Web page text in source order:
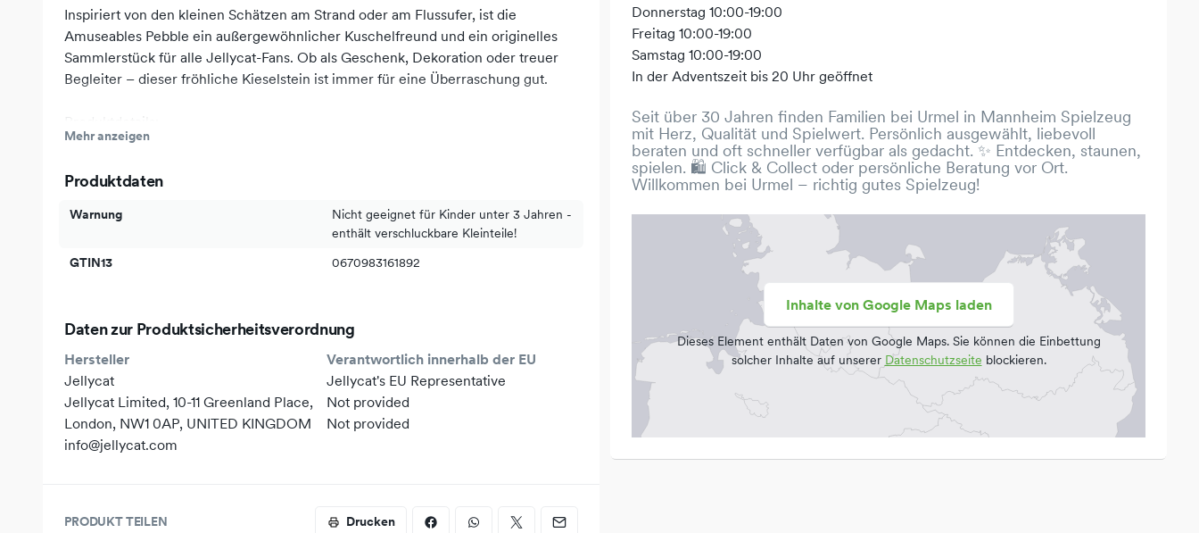
Inspiriert von den kleinen Schätzen am Strand oder am Flussufer, ist die
Amuseables Pebble ein außergewöhnlicher Kuschelfreund und ein originelles
Sammlerstück für alle Jellycat-Fans. Ob als Geschenk, Dekoration oder treuer
Begleiter – dieser fröhliche Kieselstein ist immer für eine Überraschung gut.
Kreatives Kieselstein-Design mit charmanten Details
Besonders weich und hochwertig verarbeitet
Ideal zum Kuscheln, Sammeln und Verschenken
Mehr anzeigen
Produktdaten
Warnung
Nicht geeignet für Kinder unter 3 Jahren -
enthält verschluckbare Kleinteile!
GTIN13
0670983161892
Daten zur Produktsicherheitsverordnung
Hersteller
Jellycat
Jellycat Limited, 10-11 Greenland Place,
London, NW1 0AP, UNITED KINGDOM
info@jellycat.com
Verantwortlich innerhalb der EU
Jellycat's EU Representative
Not provided
Not provided
PRODUKT TEILEN Drucken
Donnerstag 10:00-19:00
Freitag 10:00-19:00
Samstag 10:00-19:00
In der Adventszeit bis 20 Uhr geöffnet
Seit über 30 Jahren finden Familien bei Urmel in Mannheim Spielzeug
mit Herz, Qualität und Spielwert. Persönlich ausgewählt, liebevoll
beraten und oft schneller verfügbar als gedacht. ✨ Entdecken, staunen,
spielen. 🛍️ Click & Collect oder persönliche Beratung vor Ort.
Willkommen bei Urmel – richtig gutes Spielzeug!
Inhalte von Google Maps laden
Dieses Element enthält Daten von Google Maps. Sie können die Einbettung
solcher Inhalte auf unserer Datenschutzseite blockieren.